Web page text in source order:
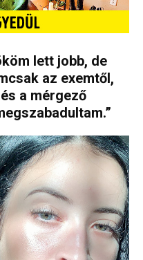
lett jobb, de
az exemtől,
a mérgező